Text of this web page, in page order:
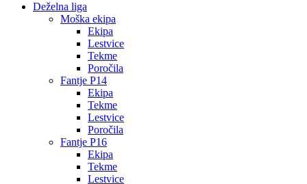
Deželna liga
Moška ekipa
Ekipa
Lestvice
Tekme
Poročila
Fantje P14
Ekipa
Tekme
Lestvice
Poročila
Fantje P16
Ekipa
Tekme
Lestvice